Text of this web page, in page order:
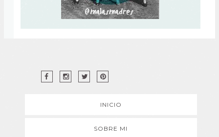
INICIO
SOBRE MI